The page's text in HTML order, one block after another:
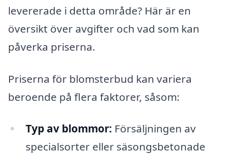
levererade i detta område? Här är en
översikt över avgifter och vad som kan
påverka priserna.
Priserna för blomsterbud kan variera
beroende på flera faktorer, såsom:
Typ av blommor: Försäljningen av
specialsorter eller säsongsbetonade